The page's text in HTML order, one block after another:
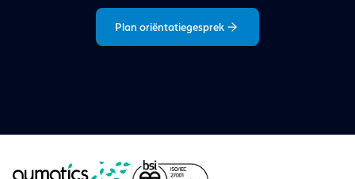
Plan oriëntatiegesprek